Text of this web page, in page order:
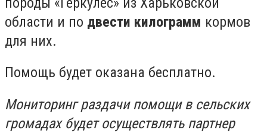
области и по двести килограмм кормов
для них.
Помощь будет оказана бесплатно.
Мониторинг раздачи помощи в сельских
громадах будет осуществлять партнер